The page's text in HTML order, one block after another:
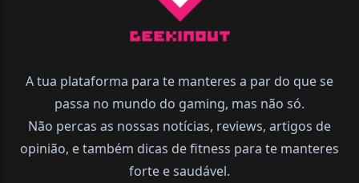
A tua plataforma para te manteres a par do que se
passa no mundo do gaming, mas não só.
Não percas as nossas notícias, reviews, artigos de
opinião, e também dicas de fitness para te manteres
forte e saudável.